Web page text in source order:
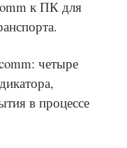
к ПК для
четыре
в процессе